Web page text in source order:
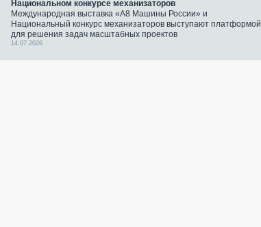
Национальном конкурсе механизаторов
Международная выставка «А8 Машины России» и
Национальный конкурс механизаторов выступают платформой
для решения задач масштабных проектов
14.07.2026